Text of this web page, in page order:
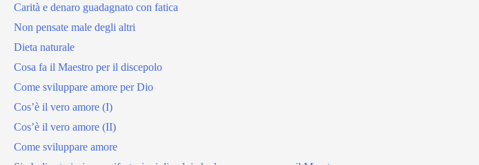
Carità e denaro guadagnato con fatica
Non pensate male degli altri
Dieta naturale
Cosa fa il Maestro per il discepolo
Come sviluppare amore per Dio
Cos’è il vero amore (I)
Cos’è il vero amore (II)
Come sviluppare amore